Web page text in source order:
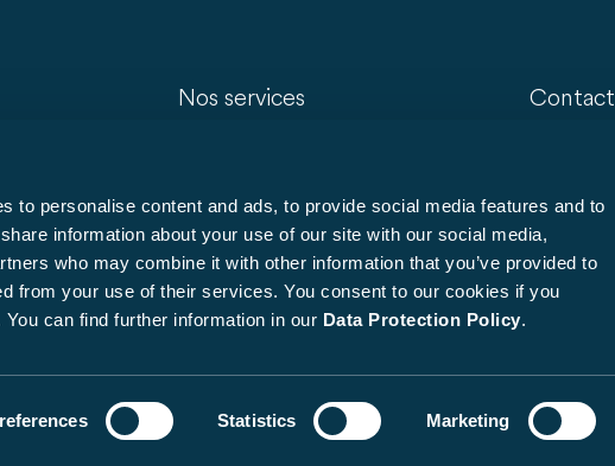
to personalise content and ads, to provide social media features and to
information about your use of our site with our social media,
who may combine it with other information that you’ve provided to
from your use of their services. You consent to our cookies if you
can find further information in our Data Protection Policy.
Statistics Marketing
Nos services
Accessoires Carado
Téléchargements
FAQ
Contact
Informations juridiques CGV Cookies